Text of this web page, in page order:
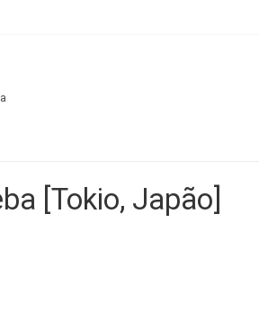
[Tokio, Japão]